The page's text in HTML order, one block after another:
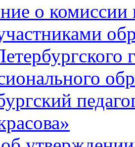
о комиссии